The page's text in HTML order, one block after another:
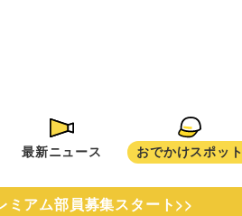
最新ニュース おでかけスポット
ミアム部員募集スタート>>